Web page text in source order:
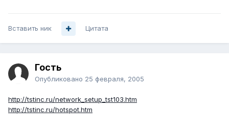
Вставить ник Цитата
Гость
Опубликовано 25 февраля, 2005
http://tstinc.ru/network_setup_tst103.htm
http://tstinc.ru/hotspot.htm